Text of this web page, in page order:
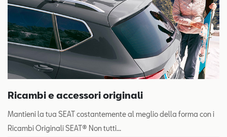
Ricambi e accessori originali
Mantieni la tua SEAT costantemente al meglio della forma con i
Ricambi Originali SEAT® Non tutti...